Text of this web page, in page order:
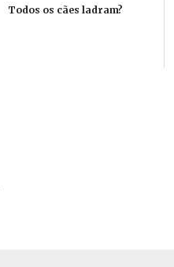
Todos os cães ladram?